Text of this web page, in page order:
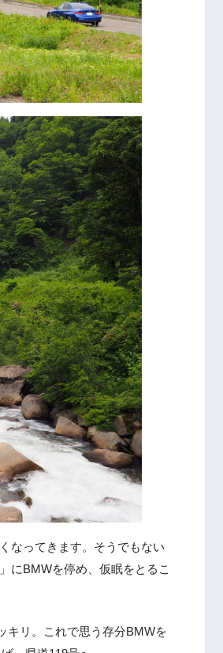
なってきます。そうでもない
にBMWを停め、仮眠をとるこ
キリ。これで思う存分BMWを